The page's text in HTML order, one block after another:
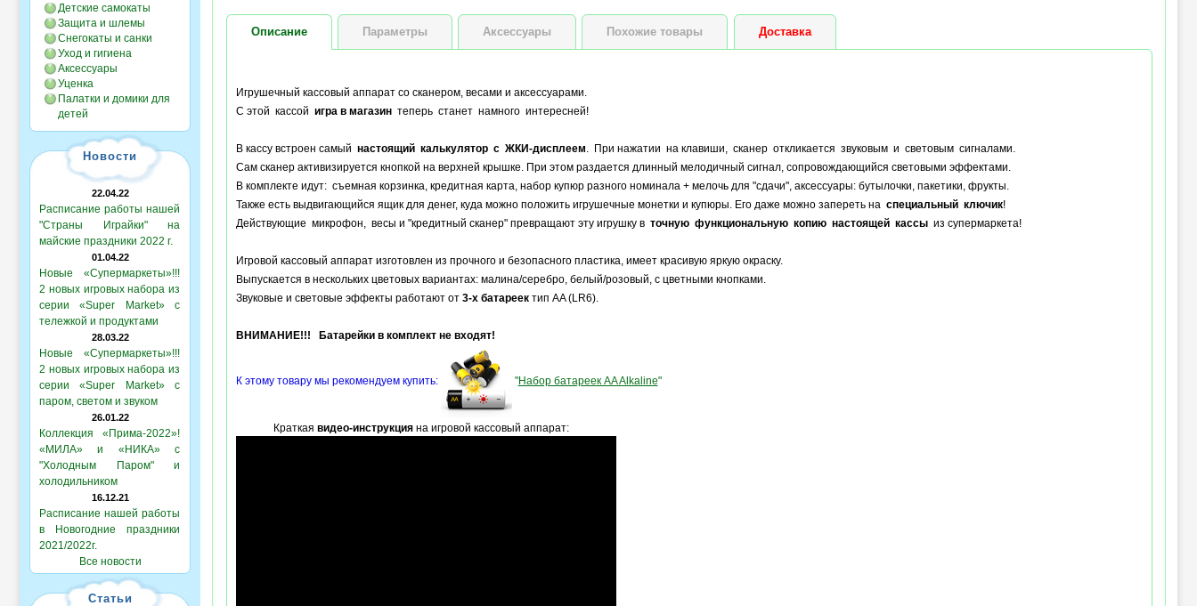
Детские самокаты
Защита и шлемы
Снегокаты и санки
Уход и гигиена
Аксессуары
Уценка
Палатки и домики для
детей
Новости
22.04.22
Расписание работы нашей
"Страны Играйки" на
майские праздники 2022 г.
01.04.22
Новые «Супермаркеты»!!!
2 новых игровых набора из
серии «Super Market» с
тележкой и продуктами
28.03.22
Новые «Супермаркеты»!!!
2 новых игровых набора из
серии «Super Market» с
паром, светом и звуком
26.01.22
Коллекция «Прима-2022»!
«МИЛА» и «НИКА» с
"Холодным Паром" и
холодильником
16.12.21
Расписание нашей работы
в Новогодние праздники
2021/2022г.
Все новости
Статьи
Описание Параметры Аксессуары Похожие товары Доставка
Игрушечный кассовый аппарат со сканером, весами и аксессуарами.
С этой кассой игра в магазинтеперь станет намного интересней!
В кассу встроен самый настоящий калькулятор с ЖКИ-дисплеем. При нажатии на клавиши, сканер откликается звуковым и световым сигналами.
Сам сканер активизируется кнопкой на верхней крышке. При этом раздается длинный мелодичный сигнал, сопровождающийся световыми эффектами.
В комплекте идут: съемная корзинка, кредитная карта, набор купюр разного номинала + мелочь для "сдачи", аксессуары: бутылочки, пакетики, фрукты.
Также есть выдвигающийся ящик для денег, куда можно положить игрушечные монетки и купюры. Его даже можно запереть на специальный ключик!
Действующие микрофон, весы и "кредитный сканер" превращают эту игрушку в точную функциональную копию настоящей кассы из супермаркета!
Игровой кассовый аппарат изготовлен из прочного и безопасного пластика, имеет красивую яркую окраску.
Выпускается в нескольких цветовых вариантах: малина/серебро, белый/розовый, с цветными кнопками.
Звуковые и световые эффекты работают от 3-х батареектип AA (LR6).
ВНИМАНИЕ!!! Батарейки в комплект не входят!
К этому товару мы рекомендуем купить: "Набор батареек AA Alkaline"
Краткая видео-инструкцияна игровой кассовый аппарат: